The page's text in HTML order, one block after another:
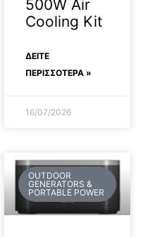
500W Air
Cooling Kit
ΔΕΊΤΕ
ΠΕΡΙΣΣΟΤΕΡΑ »
16/07/2026
OUTDOOR
GENERATORS &
PORTABLE POWER